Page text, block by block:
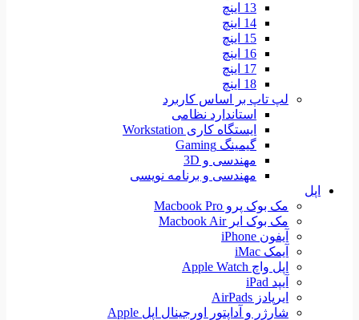
13 اینچ
14 اینچ
15 اینچ
16 اینچ
17 اینچ
18 اینچ
لپ تاپ بر اساس کاربرد
استاندارد نظامی
ایستگاه کاری Workstation
گیمینگ Gaming
مهندسی و 3D
مهندسی و برنامه نویسی
اپل
مک بوک پرو Macbook Pro
مک بوک ایر Macbook Air
آیفون iPhone
آیمک iMac
اپل واچ Apple Watch
آیپد iPad
ایرپادز AirPads
شارژر و آداپتور اورجینال اپل Apple